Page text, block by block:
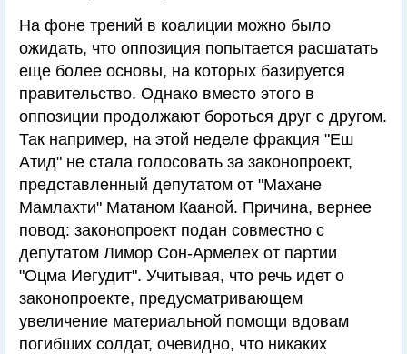
На фоне трений в коалиции можно было
ожидать, что оппозиция попытается расшатать
еще более основы, на которых базируется
правительство. Однако вместо этого в
оппозиции продолжают бороться друг с другом.
Так например, на этой неделе фракция "Еш
Атид" не стала голосовать за законопроект,
представленный депутатом от "Махане
Мамлахти" Матаном Кааной. Причина, вернее
повод: законопроект подан совместно с
депутатом Лимор Сон-Армелех от партии
"Оцма Иегудит". Учитывая, что речь идет о
законопроекте, предусматривающем
увеличение материальной помощи вдовам
погибших солдат, очевидно, что никаких